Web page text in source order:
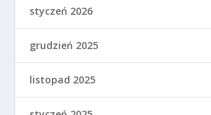
styczeń 2026
grudzień 2025
listopad 2025